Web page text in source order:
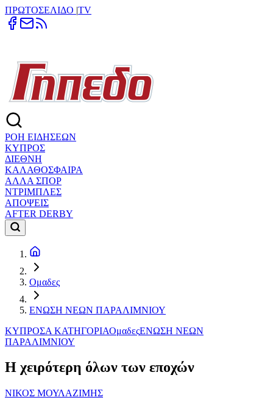
ΠΡΩΤΟΣΕΛΙΔΟ |TV
ΡΟΗ ΕΙΔΗΣΕΩΝ
ΚΥΠΡΟΣ
ΔΙΕΘΝΗ
ΚΑΛΑΘΟΣΦΑΙΡΑ
ΑΛΛΑ ΣΠΟΡ
ΝΤΡΙΜΠΛΕΣ
ΑΠΟΨΕΙΣ
AFTER DERBY
Ομαδες
ΕΝΩΣΗ ΝΕΩΝ ΠΑΡΑΛΙΜΝIΟΥ
ΚΥΠΡΟΣΑ ΚΑΤΗΓΟΡΙΑΟμαδεςΕΝΩΣΗ ΝΕΩΝ
ΠΑΡΑΛΙΜΝIΟΥ
H χειρότερη όλων των εποχών
ΝΙΚΟΣ ΜΟΥΛΑΖΙΜΗΣ